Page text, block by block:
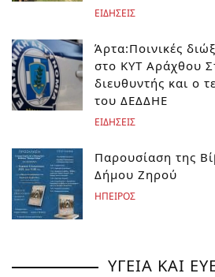
ΕΙΔΗΣΕΙΣ
Άρτα:Ποινικές
στο ΚΥΤ Αράχθου
διευθυντής και ο
του ΔΕΔΔΗΕ
ΕΙΔΗΣΕΙΣ
Παρουσίαση της
Δήμου Ζηρού
ΗΠΕΙΡΟΣ
ΥΓΕΙΑ ΚΑΙ